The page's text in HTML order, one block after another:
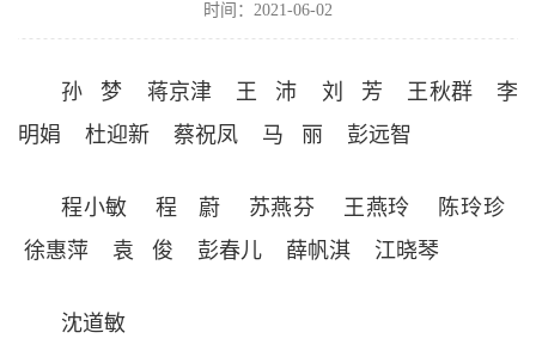
时间：2021-06-02
孙 梦 蒋京津 王 沛 刘 芳 王秋群 李
明娟 杜迎新 蔡祝凤 马 丽 彭远智
程小敏 程 蔚 苏燕芬 王燕玲 陈玲珍
徐惠萍 袁 俊 彭春儿 薛帆淇 江晓琴
沈道敏